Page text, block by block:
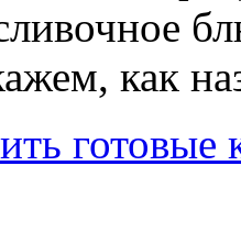
как
готовые